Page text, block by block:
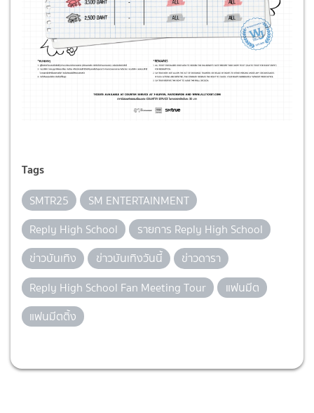
Tags
SMTR25
SM ENTERTAINMENT
Reply High School
รายการ Reply High School
ข่าวบันเทิง
ข่าวบันเทิงวันนี้
ข่าวดารา
Reply High School Fan Meeting Tour
แฟนมีต
แฟนมีตติ้ง